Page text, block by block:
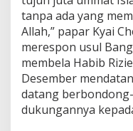
tanpa ada yang
Allah,” papar Kyai
merespon usul
membela Habib
Desember
datang
dukungannya